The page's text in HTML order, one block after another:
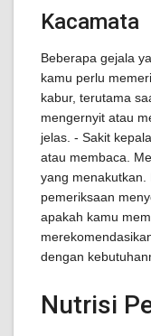
Kacamata
Beberapa gejala
kamu perlu
kabur, terutama
mengernyit atau
jelas. - Sakit
atau membaca.
yang menakutkan.
pemeriksaan
apakah kamu
dengan
Nutrisi